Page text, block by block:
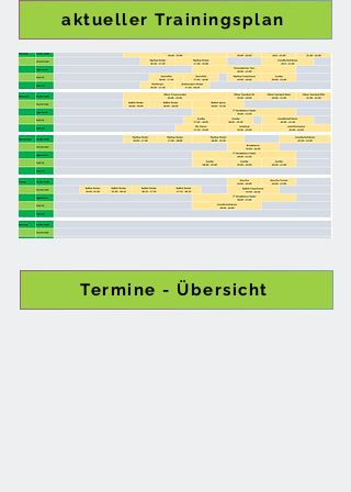
aktueller Trainingsplan
Termine - Übersicht